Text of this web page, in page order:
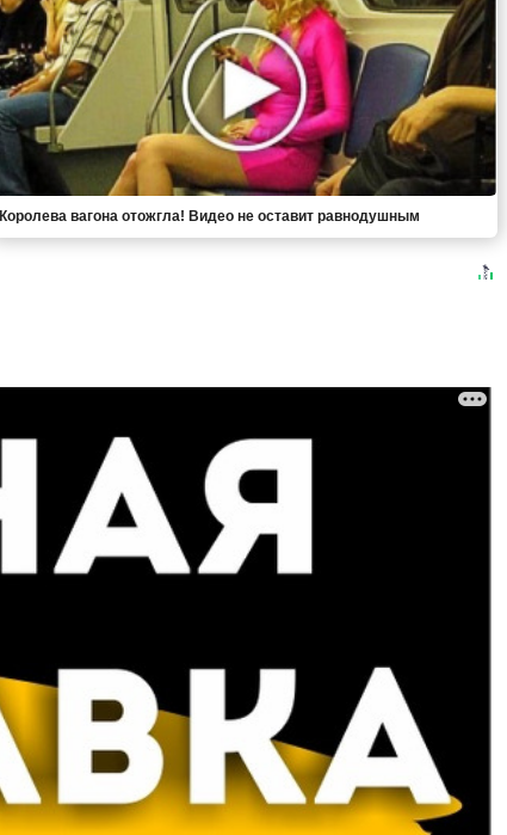
Королева вагона отожгла! Видео не оставит равнодушным